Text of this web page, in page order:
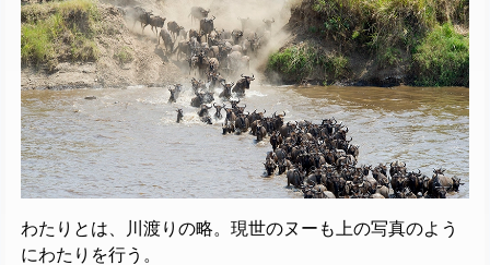
わたりとは、川渡りの略。現世のヌーも上の写真のよう
にわたりを行う。